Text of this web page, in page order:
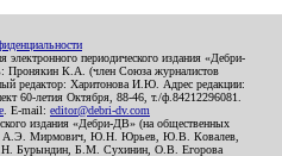
электронного периодического издания «Дебри-
Пронякин К.А. (член Союза журналистов
редактор: Харитонова И.Ю. Адрес редакции:
60-летия Октября, 88-46, т./ф.84212296081.
. E-mail: editor@debri-dv.com
издания «Дебри-ДВ» (на общественных
А.Э. Мирмович, Ю.Н. Юрьев, Ю.В. Ковалев,
Бурындин, Б.М. Сухинин, О.В. Егорова